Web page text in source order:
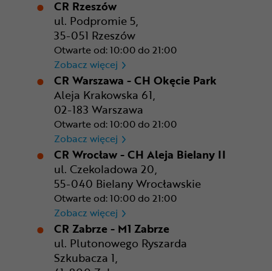
CR Rzeszów
ul. Podpromie 5,
35-051 Rzeszów
Otwarte od: 10:00 do 21:00
Zobacz więcej CR Rzeszów
CR Warszawa - CH Okęcie Park
Aleja Krakowska 61,
02-183 Warszawa
Otwarte od: 10:00 do 21:00
Zobacz więcej CR Warszawa - CH Okęcie
CR Wrocław - CH Aleja Bielany II
ul. Czekoladowa 20,
55-040 Bielany Wrocławskie
Otwarte od: 10:00 do 21:00
Zobacz więcej CR Wrocław - CH Aleja
CR Zabrze - M1 Zabrze
ul. Plutonowego Ryszarda
Szkubacza 1,